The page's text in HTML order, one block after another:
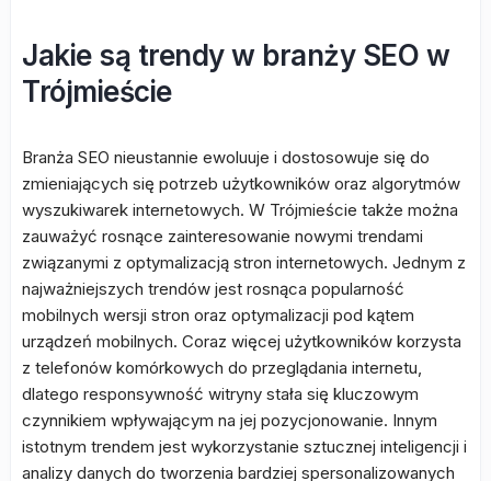
Jakie są trendy w branży SEO w
Trójmieście
Branża SEO nieustannie ewoluuje i dostosowuje się do
zmieniających się potrzeb użytkowników oraz algorytmów
wyszukiwarek internetowych. W Trójmieście także można
zauważyć rosnące zainteresowanie nowymi trendami
związanymi z optymalizacją stron internetowych. Jednym z
najważniejszych trendów jest rosnąca popularność
mobilnych wersji stron oraz optymalizacji pod kątem
urządzeń mobilnych. Coraz więcej użytkowników korzysta
z telefonów komórkowych do przeglądania internetu,
dlatego responsywność witryny stała się kluczowym
czynnikiem wpływającym na jej pozycjonowanie. Innym
istotnym trendem jest wykorzystanie sztucznej inteligencji i
analizy danych do tworzenia bardziej spersonalizowanych